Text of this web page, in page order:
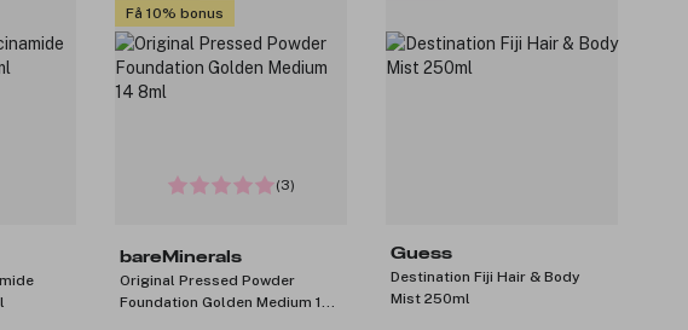
Få 10% bonus
(3)
bareMinerals
Original Pressed Powder
Foundation Golden Medium 14
Guess
Destination Fiji Hair & Body
Mist 250ml